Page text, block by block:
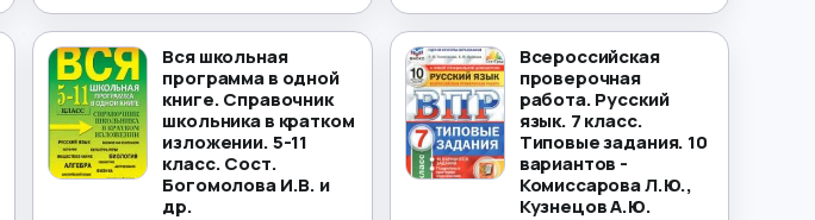
Вся школьная
программа в одной
книге. Справочник
школьника в кратком
изложении. 5-11
класс. Сост.
Богомолова И.В. и
др.
Всероссийская
проверочная
работа. Русский
язык. 7 класс.
Типовые задания. 10
вариантов -
Комиссарова Л.Ю.,
Кузнецов А.Ю.